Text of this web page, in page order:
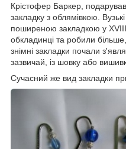
Крістофер Баркер,
закладку з облямівкою.
поширеною закладкою у
обкладинці та робили
знімні закладки почали
зазвичай, із шовку або
Сучасний же вид закладки